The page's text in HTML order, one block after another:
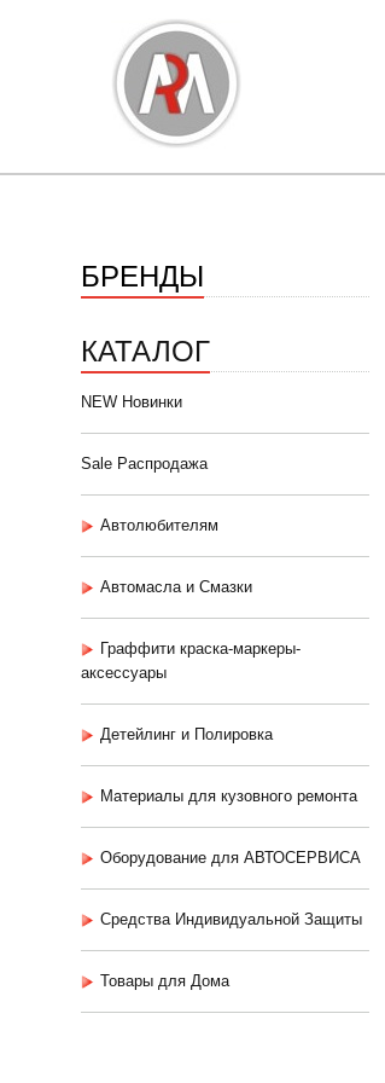
БРЕНДЫ
КАТАЛОГ
NEW Новинки
Sale Распродажа
Автолюбителям
Автомасла и Смазки
Граффити краска-маркеры-
аксессуары
Детейлинг и Полировка
Материалы для кузовного ремонта
Оборудование для АВТОСЕРВИСА
Средства Индивидуальной Защиты
Товары для Дома